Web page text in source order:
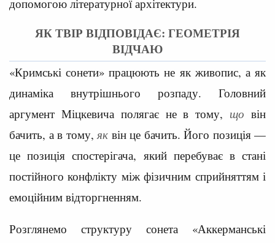
допомогою літературної архітектури.
ЯК ТВІР ВІДПОВІДАЄ: ГЕОМЕТРІЯ
ВІДЧАЮ
«Кримські сонети» працюють не як живопис, а як
динаміка внутрішнього розпаду. Головний
аргумент Міцкевича полягає не в тому, що він
бачить, а в тому, як він це бачить. Його позиція —
це позиція спостерігача, який перебуває в стані
постійного конфлікту між фізичним сприйняттям і
емоційним відторгненням.
Розглянемо структуру сонета «Аккерманські